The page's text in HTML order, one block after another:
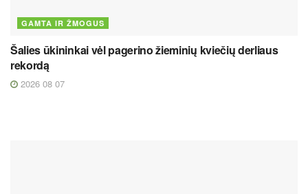
GAMTA IR ŽMOGUS
Šalies ūkininkai vėl pagerino žieminių kviečių derliaus
rekordą
2026 08 07